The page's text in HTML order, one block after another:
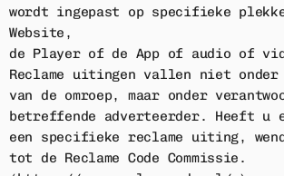
wordt ingepast op specifieke
Website,
de Player of de App of audio of
Reclame uitingen vallen niet onder
van de omroep, maar onder
betreffende adverteerder. Heeft u
een specifieke reclame uiting,
tot de Reclame Code Commissie.